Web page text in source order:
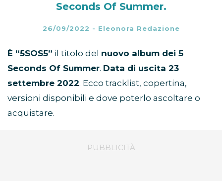
Seconds Of Summer.
26/09/2022 - Eleonora Redazione
È “5SOS5” il titolo del nuovo album dei 5
Seconds Of Summer. Data di uscita 23
settembre 2022. Ecco tracklist, copertina,
versioni disponibili e dove poterlo ascoltare o
acquistare.